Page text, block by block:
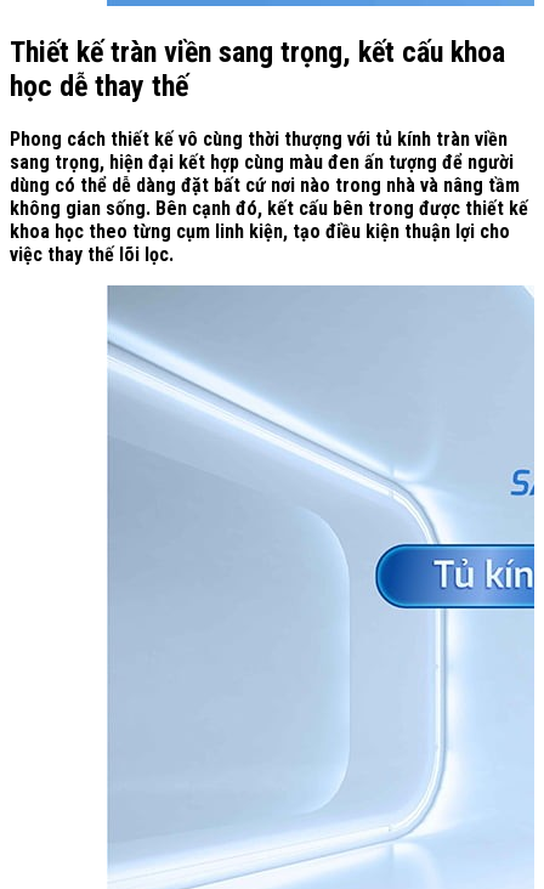
Thiết kế tràn viền sang trọng, kết cấu khoa
học dễ thay thế
Phong cách thiết kế vô cùng thời thượng với tủ kính tràn viền
sang trọng, hiện đại kết hợp cùng màu đen ấn tượng để người
dùng có thể dễ dàng đặt bất cứ nơi nào trong nhà và nâng tầm
không gian sống. Bên cạnh đó, kết cấu bên trong được thiết kế
khoa học theo từng cụm linh kiện, tạo điều kiện thuận lợi cho
việc thay thế lõi lọc.